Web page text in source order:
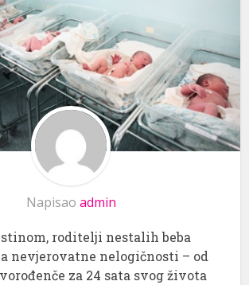
Napisao admin
roditelji nestalih beba
nevjerovatne nelogičnosti – od
za 24 sata svog života